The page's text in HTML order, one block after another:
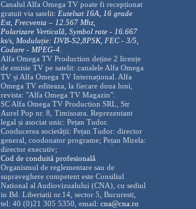
Canalul Alfa Omega TV poate fi recepționat
gratuit via satelit: Eutelsat 16A, 16 grade
Est, Frecventa – 12.567 Mhz,
Polarizare Verticală, Symbol rate - 16.667
ks/s, Modulație: DVB-S2,8PSK, FEC - 3/5,
Codare - MPEG-4.
Alfa Omega TV Production deține 2 licențe
de emisie TV pe satelit: canalele Alfa Omega
TV și Alfa Omega TV Internațional. Alfa
Omega TV editeaza, la fiecare doua luni,
revista: "Alfa Omega TV Magazin".
SC Alfa Omega TV Production SRL, Str
Aurel Pop nr. 8, Timisoara. Reprezentant
legal și asociat unic: Pețan Tudor.
Conducerea societății: Pețan Tudor: director
general, coodonator programe; Pețan Mirela:
director executiv;
Cod de conduită profesională
Organismul de reglementare sau de
supraveghere competent este Consiliul
National al Audiovizualului (CNA), cu sediul
in Bd. Libertatii nr.14, sector 5, Bucuresti,
tel: 40 (0)21 305 5350, email: cna@cna.ro